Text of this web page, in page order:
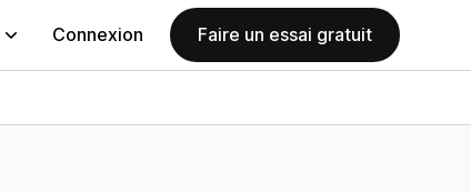
Connexion Faire un essai gratuit